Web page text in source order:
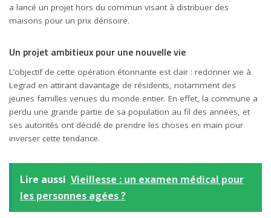
a lancé un projet hors du commun visant à distribuer des
maisons pour un prix dérisoire.
Un projet ambitieux pour une nouvelle vie
L’objectif de cette opération étonnante est clair : redonner vie à
Legrad en attirant davantage de résidents, notamment des
jeunes familles venues du monde entier. En effet, la commune a
perdu une grande partie de sa population au fil des années, et
ses autorités ont décidé de prendre les choses en main pour
inverser cette tendance.
Lire aussi Vieillesse : un examen médical pour
les personnes agées ?